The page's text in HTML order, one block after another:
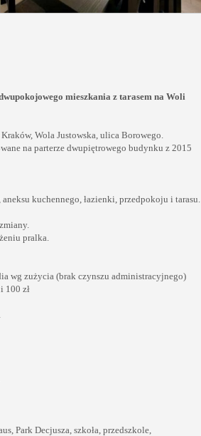
mieszkania z tarasem na Woli
Wola Justowska, ulica Borowego.
na parterze dwupiętrowego budynku z 2015
kuchennego, łazienki, przedpokoju i tarasu.
pralka.
wg zużycia (brak czynszu administracyjnego)
100 zł
Park Decjusza, szkoła, przedszkole,